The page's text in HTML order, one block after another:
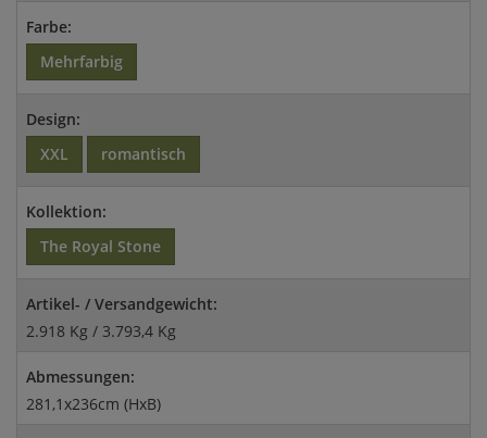
Farbe:
Mehrfarbig
Design:
XXL
romantisch
Kollektion:
The Royal Stone
Artikel- / Versandgewicht:
2.918 Kg / 3.793,4 Kg
Abmessungen:
281,1x236cm (HxB)